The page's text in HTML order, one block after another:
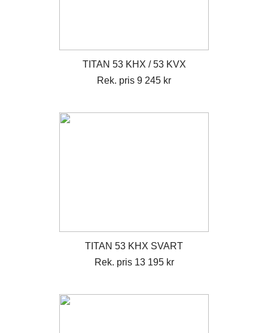
TITAN 53 KHX / 53 KVX
Rek. pris 9 245 kr
TITAN 53 KHX SVART
Rek. pris 13 195 kr